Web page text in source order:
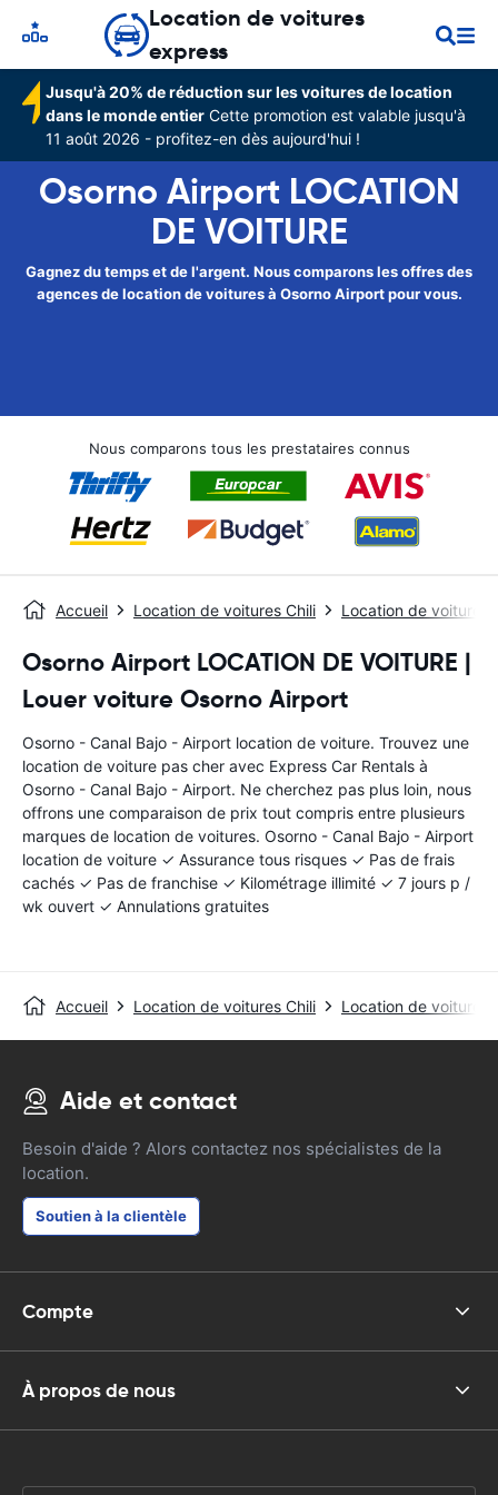
Location de voitures
express
Jusqu'à 20% de réduction sur les voitures de location
dans le monde entier Cette promotion est valable jusqu'à
11 août 2026 - profitez-en dès aujourd'hui !
Osorno Airport LOCATION
DE VOITURE
Gagnez du temps et de l'argent. Nous comparons les offres des
agences de location de voitures à Osorno Airport pour vous.
Nous comparons tous les prestataires connus
Accueil Location de voitures Chili Location de voitures
Osorno Airport LOCATION DE VOITURE |
Louer voiture Osorno Airport
Osorno - Canal Bajo - Airport location de voiture. Trouvez une
location de voiture pas cher avec Express Car Rentals à
Osorno - Canal Bajo - Airport. Ne cherchez pas plus loin, nous
offrons une comparaison de prix tout compris entre plusieurs
marques de location de voitures. Osorno - Canal Bajo - Airport
location de voiture ✓ Assurance tous risques ✓ Pas de frais
cachés ✓ Pas de franchise ✓ Kilométrage illimité ✓ 7 jours p /
wk ouvert ✓ Annulations gratuites
Accueil Location de voitures Chili Location de voitures
Aide et contact
Besoin d'aide ? Alors contactez nos spécialistes de la
location.
Soutien à la clientèle
Compte
À propos de nous